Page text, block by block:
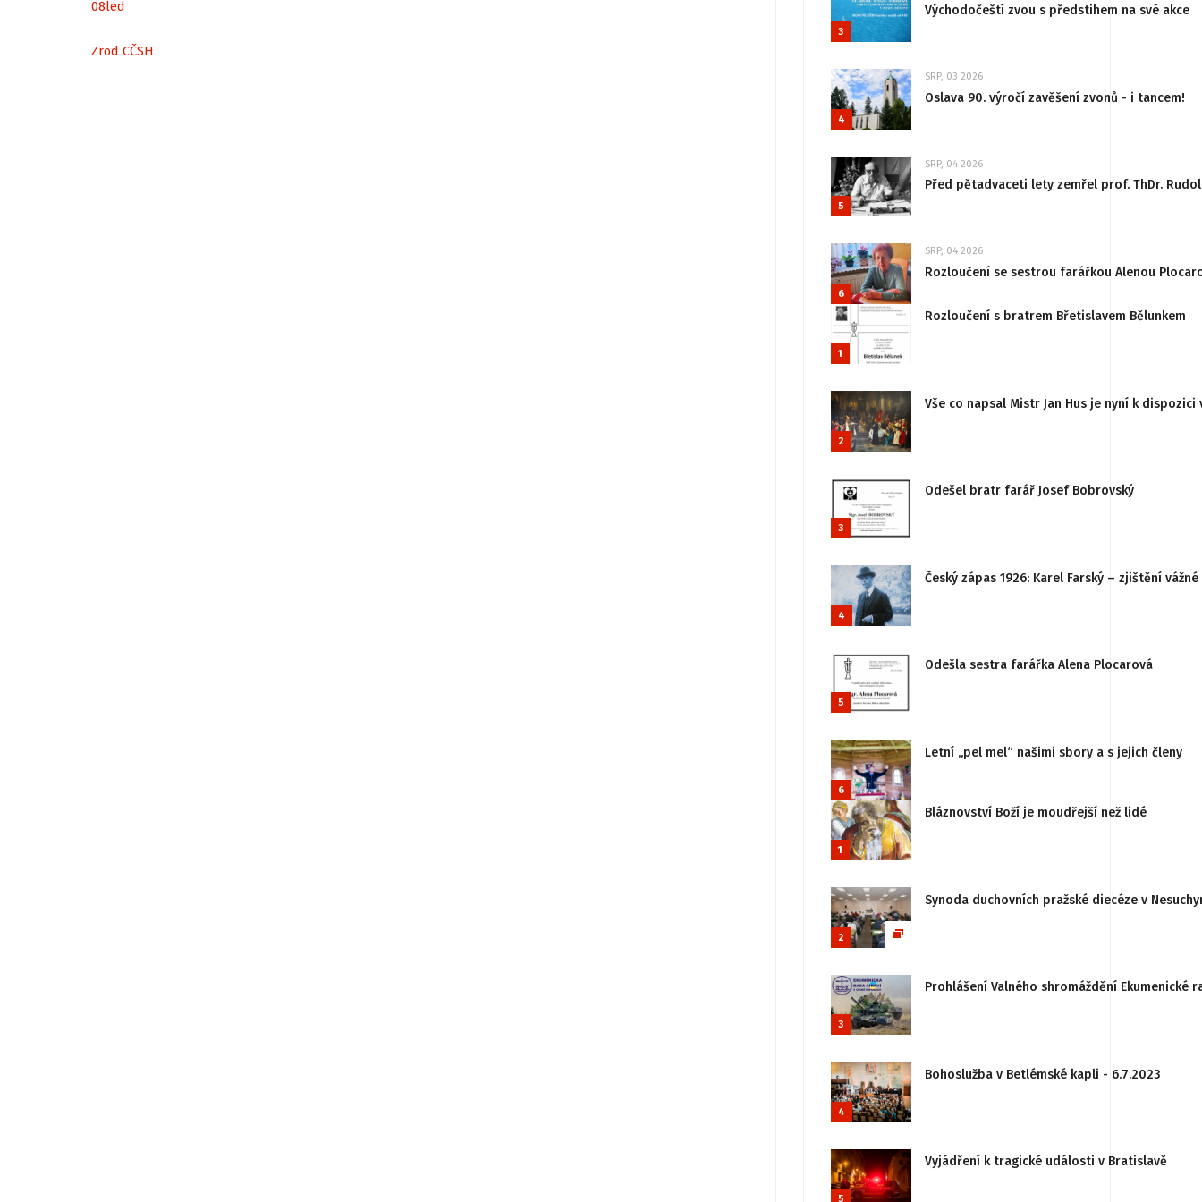
08led
Zrod CČSH
3
Východočeští zvou s předstihem na své akce
4
SRP, 03 2026
Oslava 90. výročí zavěšení zvonů - i tancem!
5
SRP, 04 2026
Před pětadvaceti lety zemřel prof. ThDr.
6
SRP, 04 2026
Rozloučení se sestrou farářkou Alenou
1
Rozloučení s bratrem Břetislavem Bělunkem
2
Vše co napsal Mistr Jan Hus je nyní k
3
Odešel bratr farář Josef Bobrovský
4
Český zápas 1926: Karel Farský – zjištění
5
Odešla sestra farářka Alena Plocarová
6
Letní „pel mel“ našimi sbory a s jejich členy
1
Bláznovství Boží je moudřejší než lidé
2
Synoda duchovních pražské diecéze v
3
Prohlášení Valného shromáždění
4
Bohoslužba v Betlémské kapli - 6.7.2023
5
Vyjádření k tragické události v Bratislavě